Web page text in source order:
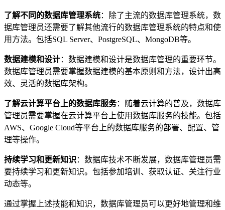
了解不同的数据库管理系统：除了主流的数据库管理系统，数
据库管理员还需要了解其他流行的数据库管理系统的特点和使
用方法。包括SQL Server、PostgreSQL、MongoDB等。
数据建模和设计：数据建模和设计是数据库管理的重要环节。
数据库管理员需要掌握数据建模的基本原则和方法，设计出高
效、灵活的数据库架构。
了解云计算平台上的数据库服务：随着云计算的普及，数据库
管理员需要掌握在云计算平台上使用数据库服务的技能。包括
AWS、Google Cloud等平台上的数据库服务的部署、配置、管
理等操作。
持续学习和更新知识 ：数据库技术不断发展，数据库管理员需
要持续学习和更新知识。包括参加培训、获取认证、关注行业
动态等。
通过掌握上述技能和知识，数据库管理员可以更好地管理和维